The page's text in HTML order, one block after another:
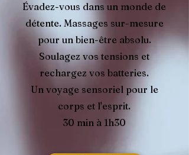
Évadez-vous dans un monde de
détente. Massages sur-mesure
pour un bien-être absolu.
Soulagez vos tensions et
rechargez vos batteries.
Un voyage sensoriel pour le
corps et l'esprit.
30 min à 1h30